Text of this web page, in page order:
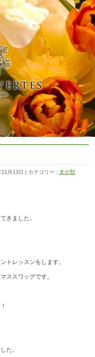
月13日 カテゴリー :未分類
きました。
トレッスンをします。
ススワッグです。
た。